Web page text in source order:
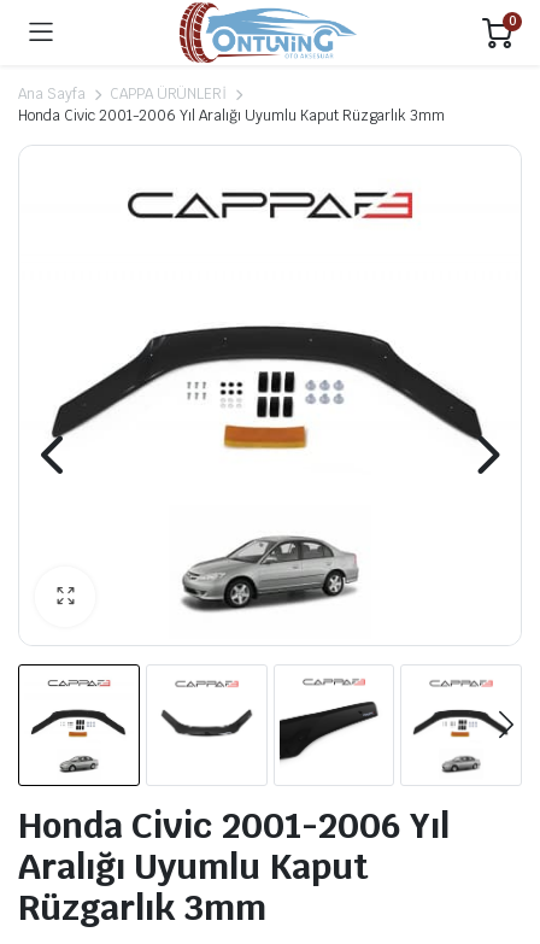
0
Ana Sayfa
CAPPA ÜRÜNLERİ
Honda Civic 2001-2006 Yıl Aralığı Uyumlu Kaput Rüzgarlık 3mm
Honda Civic 2001-2006 Yıl
Aralığı Uyumlu Kaput
Rüzgarlık 3mm